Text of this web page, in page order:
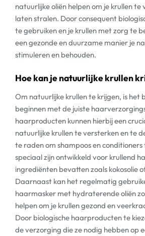
natuurlijke oliën helpen om je krullen te
laten stralen. Door consequent
te gebruiken en je krullen met zorg te
een gezonde en duurzame manier je
stimuleren en behouden.
Hoe kan je natuurlijke krullen
Om natuurlijke krullen te krijgen, is het
beginnen met de juiste
haarproducten kunnen hierbij een
natuurlijke krullen te versterken en te
te raden om shampoos en
speciaal zijn ontwikkeld voor krullend
ingrediënten bevatten zoals kokosolie
Daarnaast kan het regelmatig
haarmasker met hydraterende oliën
helpen om je krullen gezond en
Door biologische haarproducten te
de verzorging die ze nodig hebben op